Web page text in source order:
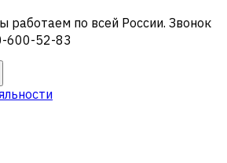
работаем по всей России. Звонок
600-52-83